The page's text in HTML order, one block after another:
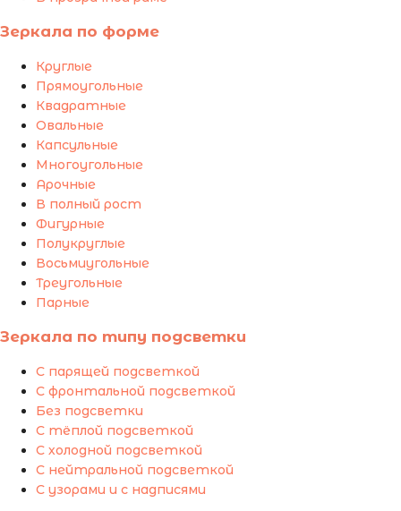
Зеркала по форме
Круглые
Прямоугольные
Квадратные
Овальные
Капсульные
Многоугольные
Арочные
В полный рост
Фигурные
Полукруглые
Восьмиугольные
Треугольные
Парные
Зеркала по типу подсветки
С парящей подсветкой
С фронтальной подсветкой
Без подсветки
С тёплой подсветкой
С холодной подсветкой
С нейтральной подсветкой
С узорами и с надписями